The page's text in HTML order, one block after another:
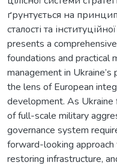
ґрунтується на
сталості та
presents a
foundations and practical
management in
the lens of European
development. As Ukraine
of full-scale military
governance system
forward-looking
restoring infrastructure,